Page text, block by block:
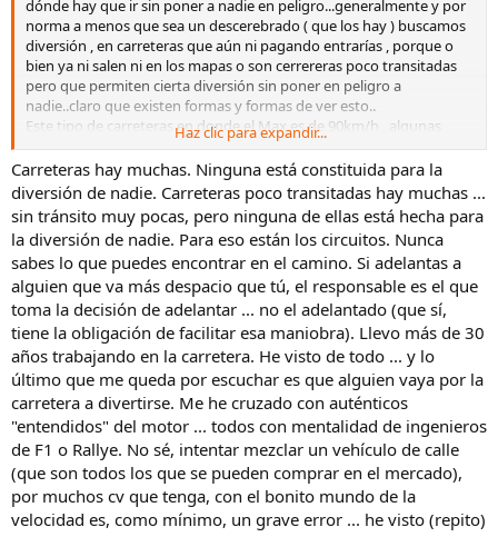
neumáticos de serie Pirelli p7 cintorauto runflat.. nada más tenerlo
le cambié estos por unos NO runflat , pilot sport 5 , que me aportan
mayor estabilidad , y sobretodo no flaquean en apoyos laterales....
Conclusiones : puede un coche mucho más barato con casi el triple
de menor potencia , igualar diversión y sensaciones al volante : Síii ,
y porqué?
Porque el buen hacer no siempre viene de la mano de un motor
potente y enérgico, si no de un chasis con una puesta a punto
encomiable y en este caso el pequeño 3 cilindros de solo 900cc y 90
CV , dispone de un chasis tan eficiente y divertido como coches con
mucha más potencia y precio...
Espero que os guste este post ...
Para la elaboración de este post y como medidor del tiempo , he
utilizado un certina ds2 crono , dando como resultado unos 29
minutos en total del trayecto en un puerto de montaña pasando de
900 a 1500m altitud , según Google Maps se tarda de media unos 38
minutos según tráfico...
El medidor del tiempo fue un certina ds2 crono y este es el Renault
que tantas satisfacciones me ofrece a menor escala :
Ver el archivos adjunto 2664652
El protagonista
Ver el archivos adjunto 2664653
El mini JCW
Ver el archivos adjunto 2664654
Los dos tan distintos , tan dispares y a la vez tan divertidos .....
Ver el archivos adjunto 2664656
dónde hay que ir sin poner a nadie en peligro...generalmente y por
norma a menos que sea un descerebrado ( que los hay ) buscamos
diversión , en carreteras que aún ni pagando entrarías , porque o
bien ya ni salen ni en los mapas o son cerrereras poco transitadas
pero que permiten cierta diversión sin poner en peligro a
nadie..claro que existen formas y formas de ver esto..
Este tipo de carreteras en donde el Max es de 90km/h , algunas
zonas de 70 y recomendación en otras de 50/60 sin poblaciones ,
solo curvantras curva...quien tiene más peligro , el que va a 40 ,
tocando freno con miedo ,etc o el que va a esas velocidades ?
Infringiría acaso alguna norma si en un tramo de 90 , pilla curvas
entrelazadas a 90 ? No verdad .. y si el que pudiendo ir a 90 circula a
50..ese para mí sería un peligro para mí integridad , porque incita ya
no a mí , si no a otro conductor a adelantar y el adelantamiento es
una maniobra de riesgo ya que invades el carril contrario .
No por tener diversión se es más peligroso ...
Haz clic para expandir...
Carreteras hay muchas. Ninguna está constituida para la
diversión de nadie. Carreteras poco transitadas hay muchas ...
sin tránsito muy pocas, pero ninguna de ellas está hecha para
la diversión de nadie. Para eso están los circuitos. Nunca
sabes lo que puedes encontrar en el camino. Si adelantas a
alguien que va más despacio que tú, el responsable es el que
toma la decisión de adelantar ... no el adelantado (que sí,
tiene la obligación de facilitar esa maniobra). Llevo más de 30
años trabajando en la carretera. He visto de todo ... y lo
último que me queda por escuchar es que alguien vaya por la
carretera a divertirse. Me he cruzado con auténticos
"entendidos" del motor ... todos con mentalidad de ingenieros
de F1 o Rallye. No sé, intentar mezclar un vehículo de calle
(que son todos los que se pueden comprar en el mercado),
por muchos cv que tenga, con el bonito mundo de la
velocidad es, como mínimo, un grave error ... he visto (repito)